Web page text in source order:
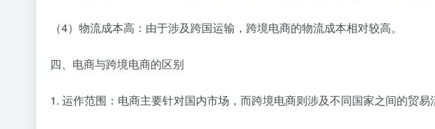
（4）物流成本高：由于涉及跨国运输，跨境电商的物流成本相对较高。
四、电商与跨境电商的区别
1. 运作范围：电商主要针对国内市场，而跨境电商则涉及不同国家之间的贸易